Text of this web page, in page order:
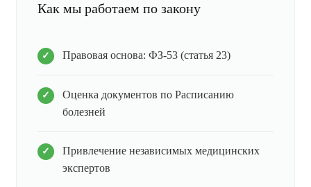
Как мы работаем по закону
Правовая основа: ФЗ-53 (статья 23)
Оценка документов по Расписанию
болезней
Привлечение независимых медицинских
экспертов